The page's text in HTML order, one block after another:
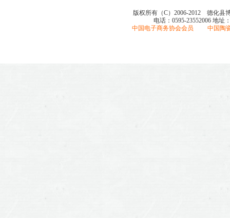
版权所有（C）2006-2012 德化县
电话：0595-23552006 地址
中国电子商务协会会员 中国陶